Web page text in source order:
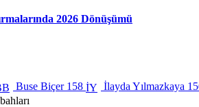
2026 Dönüşümü
Buse Biçer 158 İY İlayda Yılmazkaya